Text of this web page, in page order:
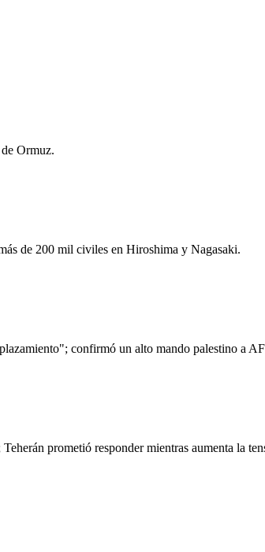
Ormuz.
de 200 mil civiles en Hiroshima y Nagasaki.
confirmó un alto mando palestino a
prometió responder mientras aumenta la